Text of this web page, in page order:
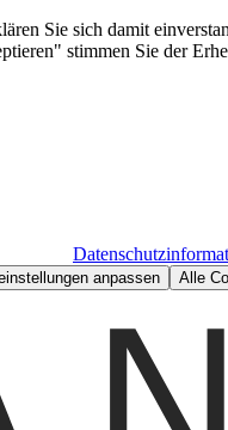
Sie sich damit
stimmen Sie der
anpassen Alle